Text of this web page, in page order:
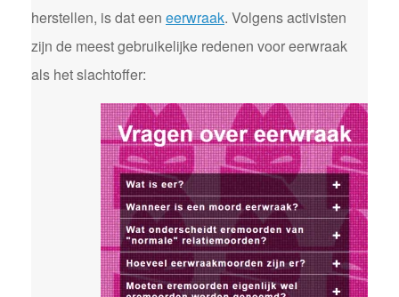
herstellen, is dat een eerwraak. Volgens activisten
zijn de meest gebruikelijke redenen voor eerwraak
als het slachtoffer: